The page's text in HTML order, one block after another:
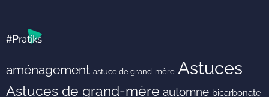
#Pratiks
aménagement astuce de grand-mère Astuces
Astuces de grand-mère automne bicarbonate